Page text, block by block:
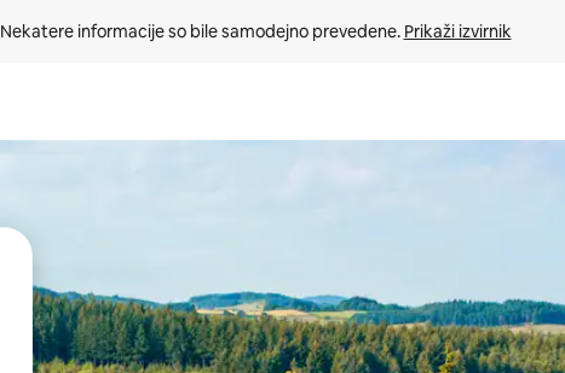
Nekatere informacije so bile samodejno prevedene. Prikaži izvirnik